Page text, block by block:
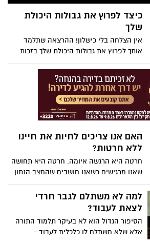
את שמונה השנים הבאות בלימוד מחודש של
חשיבה, הליכה ודיבור. בזמן שהצד השאלה
של המוח שלה נפגע באופן קבוע, הצד הימני
במוח חווה תקומה של אנרגיה קריאטיבית,
ואפילו סוג של התגלות.
כיצד לפרוץ את גבולות היכולת
שלך
אין הצלחה בלי כישלון! ההרצאה שתלמד
אותך לפרוץ את גבולות היכולת שלך בזכות
הכישלונות שחווית !
האם אנו צריכים לחיות את חיינו
ללא חרטות?
חרטה היא הרגשה איומה. חרטה היא תחושה
שאנו מרגישים כשאנו חושבים שהמצב הנתון
בו אנו נמצאים יכול היה להיות טוב יותר או
שמח יותר אם היינו פועלים באופן שונה
בעבר. קורה לעיתים שאנו לוקחים החלטות
חסרות תקנה בחיינו. דרך נסיונה של קתרין
שולץ היא מנסה לפצח את משמעות החרטה
למה לא משתלם לגבר חרדי
לצאת לעבוד?
הסיפור הגדול הוא לא בעיקר תלמוד התורה
אלא שלא משתלם לו כלכלית לעבוד -